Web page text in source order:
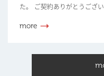
た。 ご契約ありがとうござ
more